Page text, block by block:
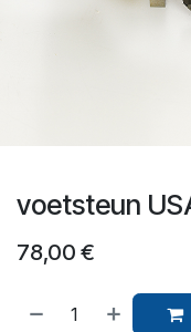
voetsteun
78,00 €